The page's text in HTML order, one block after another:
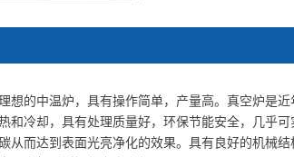
想的中温炉，具有操作简单，产量高。真空炉是
和冷却，具有处理质量好，环保节能安全，几乎
从而达到表面光亮净化的效果。具有良好的机械